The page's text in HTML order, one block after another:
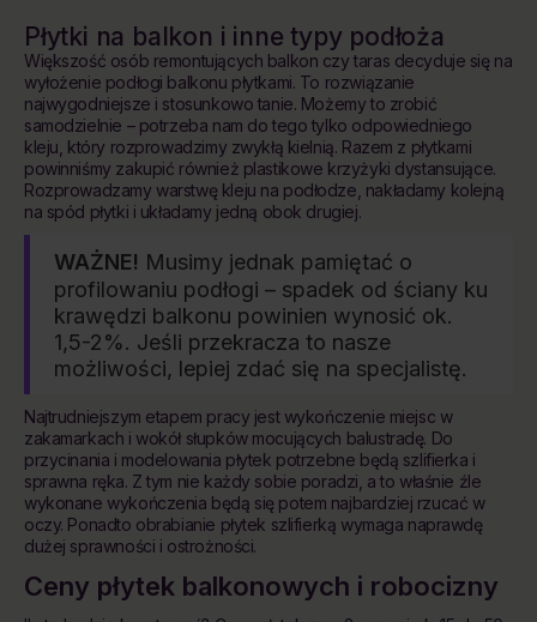
Płytki na balkon i inne typy podłoża
Większość osób remontujących balkon czy taras decyduje się na
wyłożenie podłogi balkonu płytkami. To rozwiązanie
najwygodniejsze i stosunkowo tanie. Możemy to zrobić
samodzielnie – potrzeba nam do tego tylko odpowiedniego
kleju, który rozprowadzimy zwykłą kielnią. Razem z płytkami
powinniśmy zakupić również plastikowe krzyżyki dystansujące.
Rozprowadzamy warstwę kleju na podłodze, nakładamy kolejną
na spód płytki i układamy jedną obok drugiej.
WAŻNE! Musimy jednak pamiętać o
profilowaniu podłogi – spadek od ściany ku
krawędzi balkonu powinien wynosić ok.
1,5-2%. Jeśli przekracza to nasze
możliwości, lepiej zdać się na specjalistę.
Najtrudniejszym etapem pracy jest wykończenie miejsc w
zakamarkach i wokół słupków mocujących balustradę. Do
przycinania i modelowania płytek potrzebne będą szlifierka i
sprawna ręka. Z tym nie każdy sobie poradzi, a to właśnie źle
wykonane wykończenia będą się potem najbardziej rzucać w
oczy. Ponadto obrabianie płytek szlifierką wymaga naprawdę
dużej sprawności i ostrożności.
Ceny płytek balkonowych i robocizny